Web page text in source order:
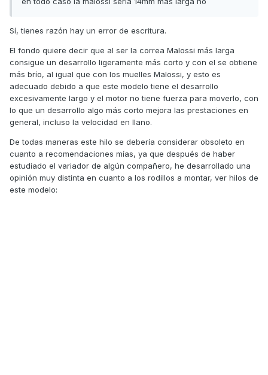
https://www.malossistore.es/correa-x-k-belt-para-maxi-
agility-r16-125-ie-4t-euro-4-kl25f-6116665-kyagr16p125-M-P
https://www.malossistore.es/juego-muelles-racing-para-
embrague-kymco-agility-r16-125-ie-4t-euro-4-kl25f-
29_9605-kyagr16p125-M-P
Sí, tienes razón hay un error de escritura.
El fondo quiere decir que al ser la correa Malossi más larga
consigue un desarrollo ligeramente más corto y con el se obtiene
más brío, al igual que con los muelles Malossi, y esto es
adecuado debido a que este modelo tiene el desarrollo
excesivamente largo y el motor no tiene fuerza para moverlo, con
lo que un desarrollo algo más corto mejora las prestaciones en
general, incluso la velocidad en llano.
De todas maneras este hilo se debería considerar obsoleto en
cuanto a recomendaciones mías, ya que después de haber
estudiado el variador de algún compañero, he desarrollado una
opinión muy distinta en cuanto a los rodillos a montar, ver hilos de
este modelo: